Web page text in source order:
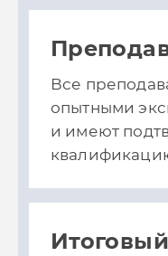
Все
опытными
и имеют